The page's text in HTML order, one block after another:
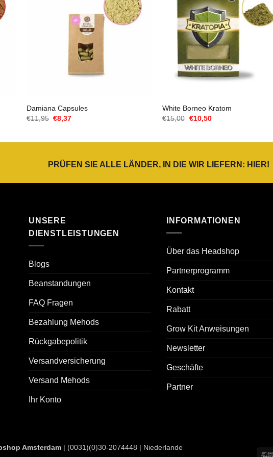
Damiana Capsules
€11,95 Ursprünglicher
€8,37Aktueller
White Borneo Kratom
€15,00 Ursprünglicher
€10,50Aktueller
PRÜFEN SIE ALLE LÄNDER, IN DIE WIR LIEFERN: HIER!
UNSERE
DIENSTLEISTUNGEN
Blogs
Beanstandungen
FAQ Fragen
Bezahlung Mehods
Rückgabepolitik
Versandversicherung
Versand Mehods
Ihr Konto
INFORMATIONEN
Über das Headshop
Partnerprogramm
Kontakt
Rabatt
Grow Kit Anweisungen
Newsletter
Geschäfte
Partner
Amsterdam | (0031)(0)30-2074448 | Niederlande